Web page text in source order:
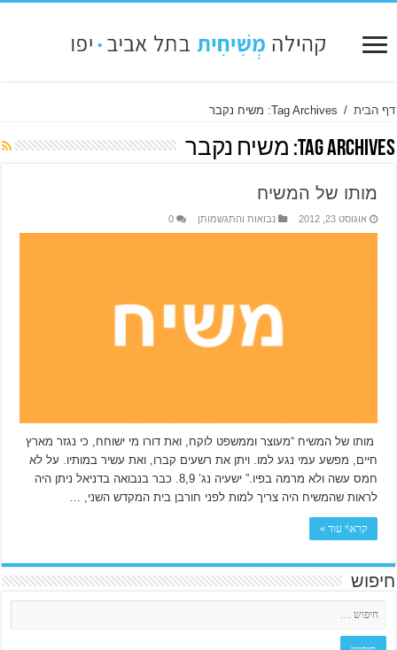
דף הבית / Tag Archives: משיח נקבר
Tag Archives: משיח נקבר
מותו של המשיח
אוגוסט 23, 2012 נבואות והתגשמותן 0
מותו של המשיח “מעוצר וממשפט לוקח, ואת דורו מי ישוחח, כי נגזר מארץ
חיים, מפשע עמי נגע למו. ויתן את רשעים קברו, ואת עשיר במותיו. על לא
חמס עשה ולא מרמה בפיו.” ישעיה נג’ 8,9. כבר בנבואה בדניאל ניתן היה
לראות שהמשיח היה צריך למות לפני חורבן בית המקדש השני, …
קרא\י עוד »
חיפוש